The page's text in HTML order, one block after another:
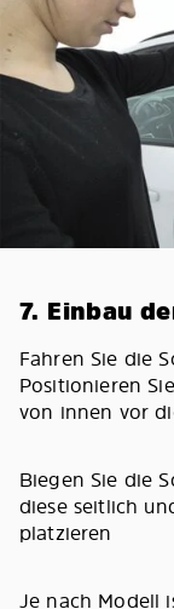
7. Einbau
Fahren Sie die
Positionieren
von innen vor
Biegen Sie die
diese seitlich
platzieren
Je nach Modell